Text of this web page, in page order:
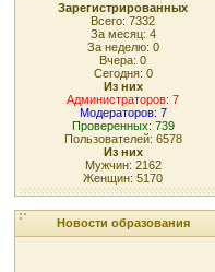
Зарегистрированных
Всего: 7332
За месяц: 4
За неделю: 0
Вчера: 0
Сегодня: 0
Из них
Администраторов: 7
Модераторов: 7
Проверенных: 739
Пользователей: 6578
Из них
Мужчин: 2162
Женщин: 5170
Новости образования